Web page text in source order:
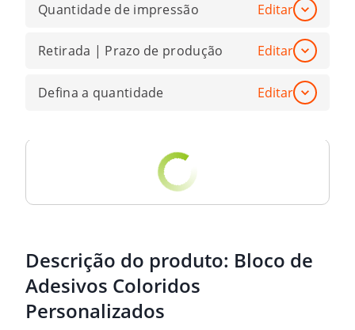
Quantidade de impressão Editar
Retirada | Prazo de produção Editar
Defina a quantidade Editar
Descrição do produto: Bloco de
Adesivos Coloridos
Personalizados